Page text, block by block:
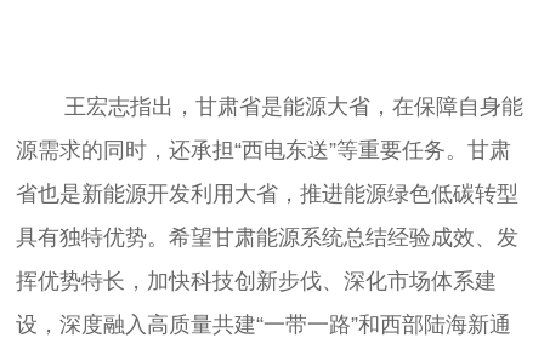
源需求的同时，还承担“西电东送”等重要任务。甘肃
省也是新能源开发利用大省，推进能源绿色低碳转型
具有独特优势。希望甘肃能源系统总结经验成效、发
挥优势特长，加快科技创新步伐、深化市场体系建
设，深度融入高质量共建“一带一路”和西部陆海新通